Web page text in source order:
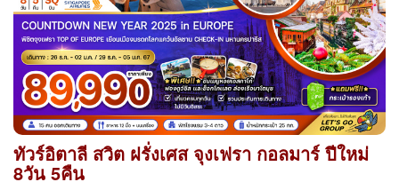
ทัวร์อิตาลี สวิต ฝรั่งเศส จุงเฟรา กอลมาร์ ปีใหม่
8วัน 5คืน